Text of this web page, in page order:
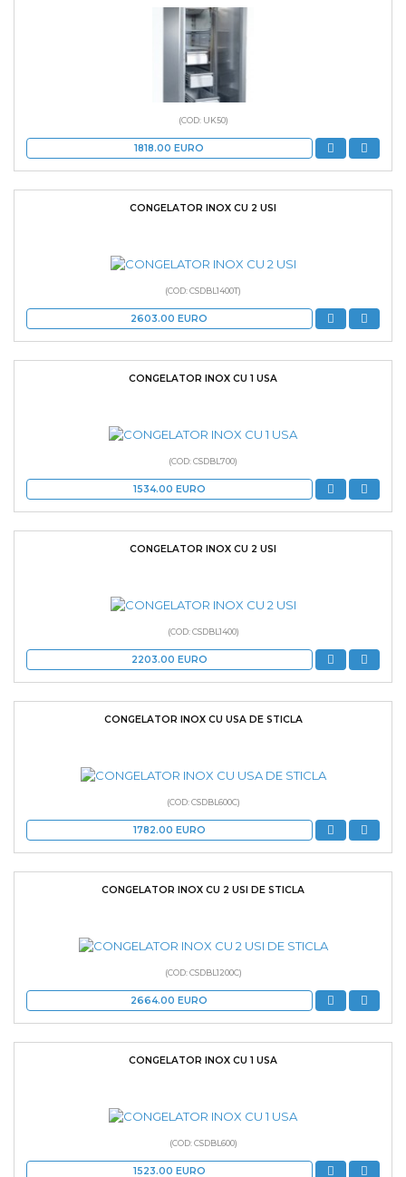
(COD: UK50)
1818.00 EURO
CONGELATOR INOX CU 2 USI
(COD: CSDBL1400T)
2603.00 EURO
CONGELATOR INOX CU 1 USA
(COD: CSDBL700)
1534.00 EURO
CONGELATOR INOX CU 2 USI
(COD: CSDBL1400)
2203.00 EURO
CONGELATOR INOX CU USA DE STICLA
(COD: CSDBL600C)
1782.00 EURO
CONGELATOR INOX CU 2 USI DE STICLA
(COD: CSDBL1200C)
2664.00 EURO
CONGELATOR INOX CU 1 USA
(COD: CSDBL600)
1523.00 EURO